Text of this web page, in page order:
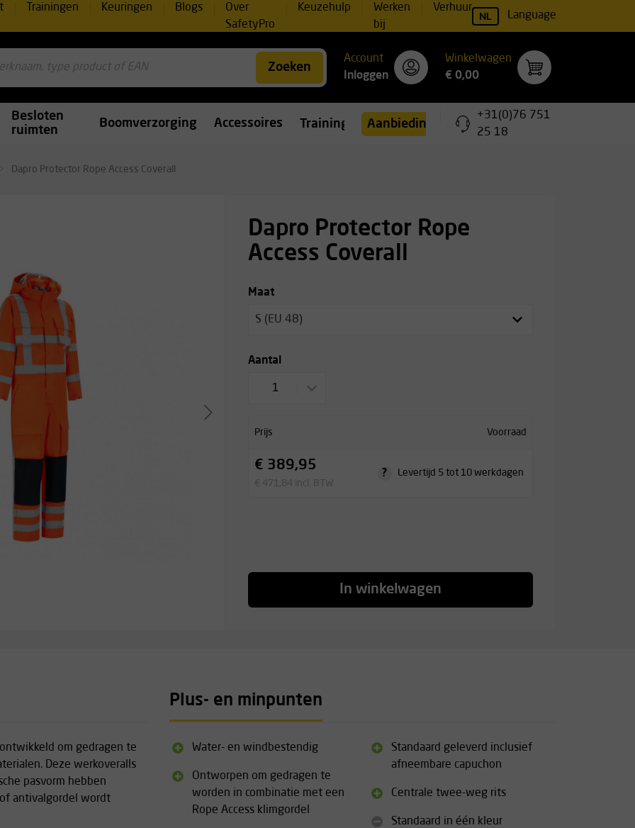
Trainingen Keuringen Blogs
Over
SafetyPro
Keuzehulp
Werken
bij
Verhuur
NL Language
Zoeken
Account
Inloggen
Winkelwagen
€ 0,00
Besloten
ruimten
Boomverzorging Accessoires Trainingen Aanbiedingen
+31(0)76 751
25 18
Dapro Protector Rope Access Coverall
Dapro Protector Rope
Access Coverall
Maat
S (EU 48)
Aantal
1
Prijs Voorraad
€ 389,95
€ 471,84 incl. BTW
? Levertijd 5 tot 10 werkdagen
In winkelwagen
om gedragen te
Deze werkoveralls
pasvorm hebben
antivalgordel wordt
Plus- en minpunten
Water- en windbestendig
Ontworpen om gedragen te
worden in combinatie met een
Rope Access klimgordel
Standaard geleverd inclusief
afneembare capuchon
Centrale twee-weg rits
Standaard in één kleur